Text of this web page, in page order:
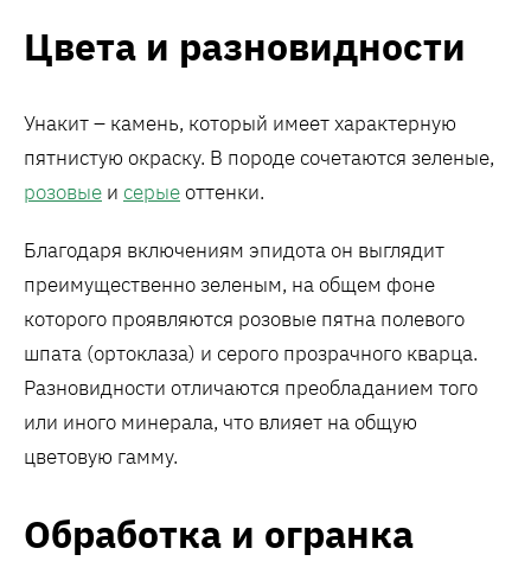
Цвета и разновидности
Унакит – камень, который имеет характерную
пятнистую окраску. В породе сочетаются зеленые,
розовые и серыеоттенки.
Благодаря включениям эпидота он выглядит
преимущественно зеленым, на общем фоне
которого проявляются розовые пятна полевого
шпата (ортоклаза) и серого прозрачного кварца.
Разновидности отличаются преобладанием того
или иного минерала, что влияет на общую
цветовую гамму.
Обработка и огранка